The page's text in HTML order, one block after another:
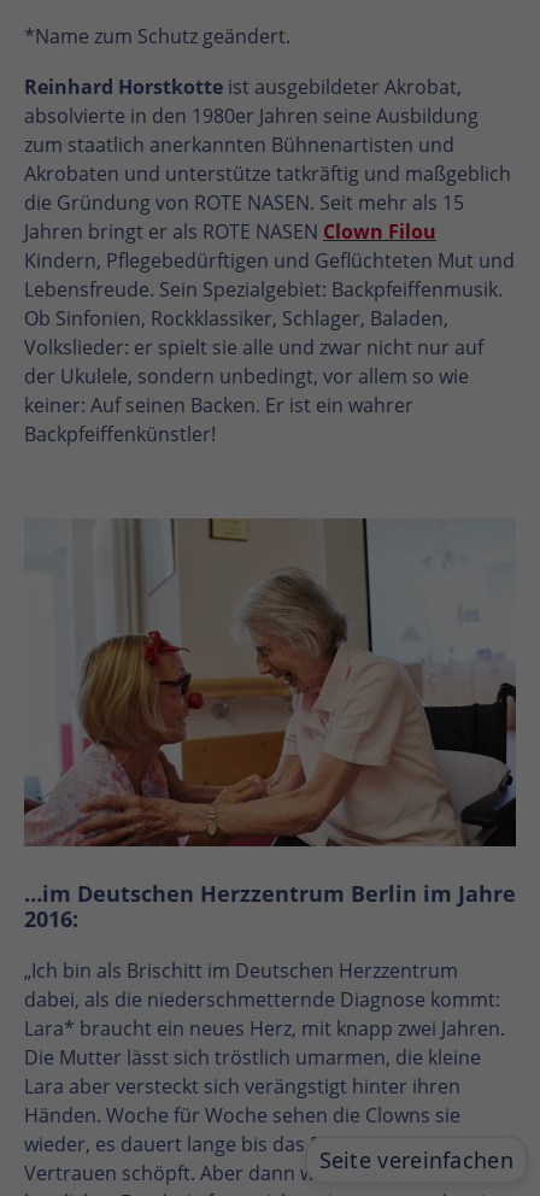
*Name zum Schutz geändert.
Reinhard Horstkotte ist ausgebildeter Akrobat,
absolvierte in den 1980er Jahren seine Ausbildung
zum staatlich anerkannten Bühnenartisten und
Akrobaten und unterstütze tatkräftig und maßgeblich
die Gründung von ROTE NASEN. Seit mehr als 15
Jahren bringt er als ROTE NASEN Clown Filou
Kindern, Pflegebedürftigen und Geflüchteten Mut und
Lebensfreude. Sein Spezialgebiet: Backpfeiffenmusik.
Ob Sinfonien, Rockklassiker, Schlager, Baladen,
Volkslieder: er spielt sie alle und zwar nicht nur auf
der Ukulele, sondern unbedingt, vor allem so wie
keiner: Auf seinen Backen. Er ist ein wahrer
Backpfeiffenkünstler!
…im Deutschen Herzzentrum Berlin im Jahre
2016:
„Ich bin als Brischitt im Deutschen Herzzentrum
dabei, als die niederschmetternde Diagnose kommt:
Lara* braucht ein neues Herz, mit knapp zwei Jahren.
Die Mutter lässt sich tröstlich umarmen, die kleine
Lara aber versteckt sich verängstigt hinter ihren
Händen. Woche für Woche sehen die Clowns sie
wieder, es dauert lange bis das Eis taut und Lara
Vertrauen schöpft. Aber dann wird es ein sehr